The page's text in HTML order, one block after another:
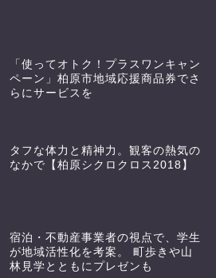
「使ってオトク！プラスワンキャン
ペーン」柏原市地域応援商品券でさ
らにサービスを
タフな体力と精神力。観客の熱気の
なかで【柏原シクロクロス2018】
宿泊・不動産事業者の視点で、学生
が地域活性化を考案。 町歩きや山
林見学とともにプレゼンも